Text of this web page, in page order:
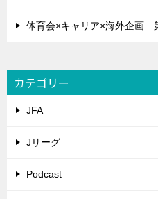
体育会×キャリア×海外企画
カテゴリー
JFA
Jリーグ
Podcast